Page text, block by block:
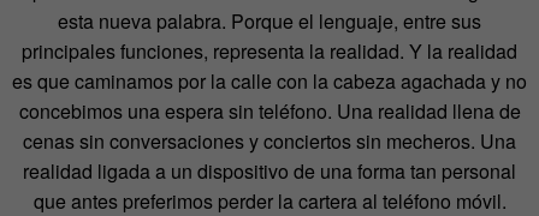
esta nueva palabra. Porque el lenguaje, entre sus
principales funciones, representa la realidad. Y la realidad
es que caminamos por la calle con la cabeza agachada y no
concebimos una espera sin teléfono. Una realidad llena de
cenas sin conversaciones y conciertos sin mecheros. Una
realidad ligada a un dispositivo de una forma tan personal
que antes preferimos perder la cartera al teléfono móvil.